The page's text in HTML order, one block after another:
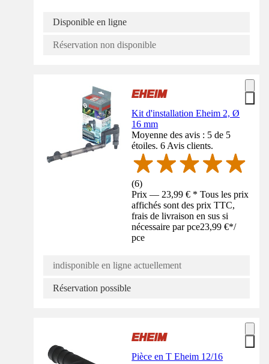
Disponible en ligne
Réservation non disponible
Kit d'installation Eheim 2, Ø
16 mm
Moyenne des avis : 5 de 5
étoiles. 6 Avis clients.
(6)
Prix — 23,99 € * Tous les prix
affichés sont des prix TTC,
frais de livraison en sus si
nécessaire par pce23,99 €*/
pce
indisponible en ligne actuellement
Réservation possible
Pièce en T Eheim 12/16